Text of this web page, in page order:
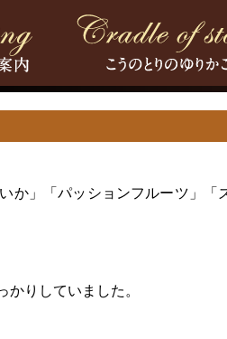
か」「パッションフルーツ」「
かりしていました。